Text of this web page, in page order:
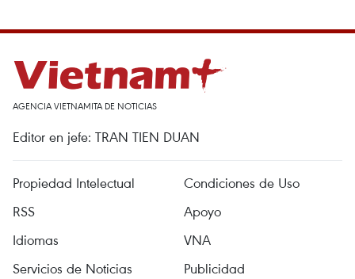
AGENCIA VIETNAMITA DE NOTICIAS
Editor en jefe: TRAN TIEN DUAN
Propiedad Intelectual
Condiciones de Uso
RSS
Apoyo
Idiomas
VNA
Servicios de Noticias
Publicidad